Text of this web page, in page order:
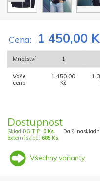
Cena: 1 450,00
Množství 1
Vaše
cena
1 450,00
Kč
1
Dostupnost
Sklad DG TIP: 0 Ks
Externí sklad: 685 Ks
Další
Všechny varianty